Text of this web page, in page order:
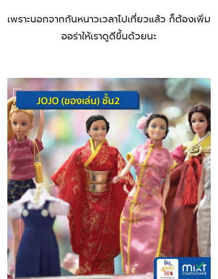
เพราะนอกจากกันหนาวเวลาไปเที่ยวแล้ว ก็ต้องเพิ่ม
ออร่าให้เราดูดีขึ้นด้วยนะ